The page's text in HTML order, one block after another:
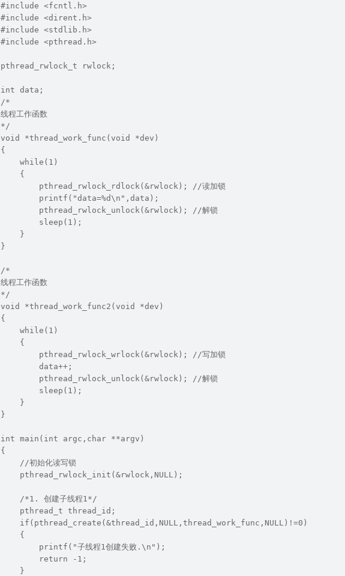
#include <fcntl.h>
#include <dirent.h>
#include <stdlib.h>
#include <pthread.h>
pthread_rwlock_t rwlock;
int data;
/*
线程工作函数
*/
void *thread_work_func(void *dev)
{
    while(1)
    {
        pthread_rwlock_rdlock(&rwlock); //读加锁
        printf("data=%d\n",data);
        pthread_rwlock_unlock(&rwlock); //解锁
        sleep(1);
    }
}
/*
线程工作函数
*/
void *thread_work_func2(void *dev)
{
    while(1)
    {
        pthread_rwlock_wrlock(&rwlock); //写加锁
        data++;
        pthread_rwlock_unlock(&rwlock); //解锁
        sleep(1);
    }
}
int main(int argc,char **argv)
{
    //初始化读写锁
    pthread_rwlock_init(&rwlock,NULL);
    /*1. 创建子线程1*/
    pthread_t thread_id;
    if(pthread_create(&thread_id,NULL,thread_work_func,NULL)!=0)
    {
        printf("子线程1创建失败.\n");
        return -1;
    }